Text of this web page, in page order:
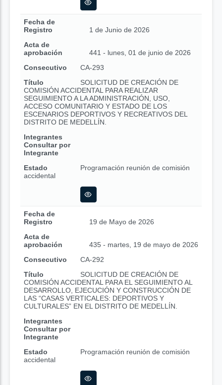
Fecha de
Registro
1 de Junio de 2026
Acta de
aprobación
441 - lunes, 01 de junio de 2026
Consecutivo
CA-293
Título
SOLICITUD DE CREACIÓN DE
COMISIÓN ACCIDENTAL PARA REALIZAR
SEGUIMIENTO A LA ADMINISTRACIÓN, USO,
ACCESO COMUNITARIO Y ESTADO DE LOS
ESCENARIOS DEPORTIVOS Y RECREATIVOS DEL
DISTRITO DE MEDELLÍN.
Integrantes
Consultar por
Integrante
Estado
Programación reunión de comisión
accidental
Fecha de
Registro
19 de Mayo de 2026
Acta de
aprobación
435 - martes, 19 de mayo de 2026
Consecutivo
CA-292
Título
SOLICITUD DE CREACIÓN DE
COMISIÓN ACCIDENTAL PARA EL SEGUIMIENTO AL
DESARROLLO, EJECUCIÓN Y CONSTRUCCIÓN DE
LAS “CASAS VERTICALES: DEPORTIVOS Y
CULTURALES” EN EL DISTRITO DE MEDELLÍN.
Integrantes
Consultar por
Integrante
Estado
Programación reunión de comisión
accidental